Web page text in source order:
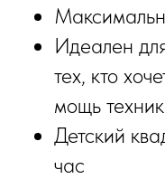
Идеален
тех, кто
мощь
Детский
час